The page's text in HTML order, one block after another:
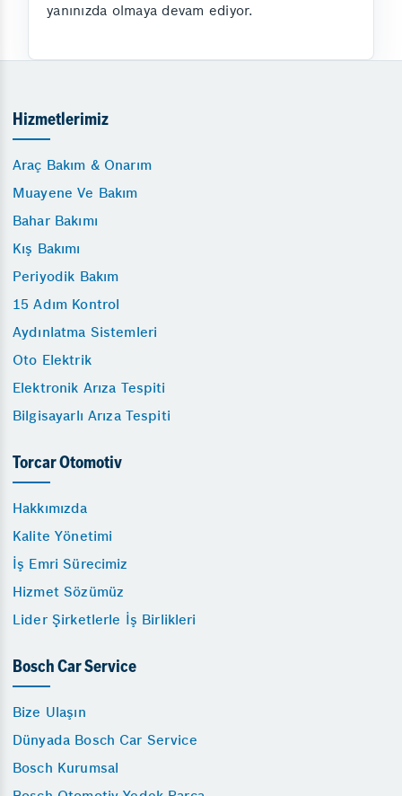
yanınızda olmaya devam ediyor.
Hizmetlerimiz
Araç Bakım & Onarım
Muayene Ve Bakım
Bahar Bakımı
Kış Bakımı
Periyodik Bakım
15 Adım Kontrol
Aydınlatma Sistemleri
Oto Elektrik
Elektronik Arıza Tespiti
Bilgisayarlı Arıza Tespiti
Torcar Otomotiv
Hakkımızda
Kalite Yönetimi
İş Emri Sürecimiz
Hizmet Sözümüz
Lider Şirketlerle İş Birlikleri
Bosch Car Service
Bize Ulaşın
Dünyada Bosch Car Service
Bosch Kurumsal